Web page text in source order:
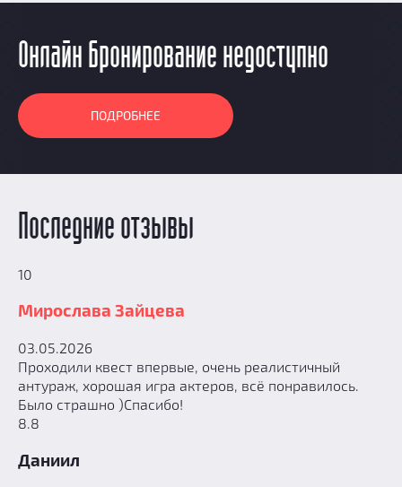
Онлайн бронирование недоступно
ПОДРОБНЕЕ
Последние отзывы
10
Мирослава Зайцева
03.05.2026
Проходили квест впервые, очень реалистичный
антураж, хорошая игра актеров, всё понравилось.
Было страшно )Спасибо!
8.8
Даниил